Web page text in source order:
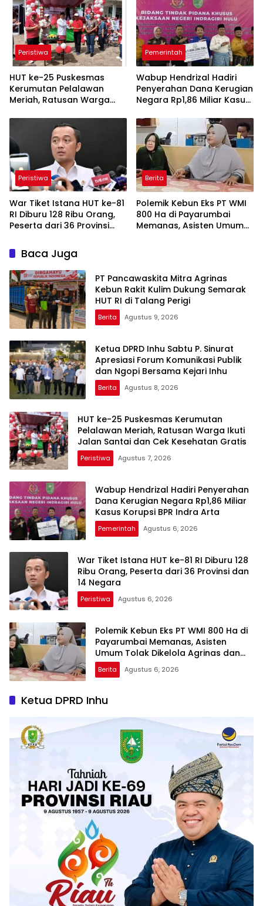
Peristiwa
HUT ke-25 Puskesmas
Kerumutan Pelalawan
Meriah, Ratusan Warga
Kesehatan Gratis
Pemerintah
Wabup Hendrizal Hadiri
Penyerahan Dana Kerugian
Negara Rp1,86 Miliar Kasus
Peristiwa
War Tiket Istana HUT ke-81
RI Diburu 128 Ribu Orang,
Peserta dari 36 Provinsi
Berita
Polemik Kebun Eks PT WMI
800 Ha di Payarumbai
Memanas, Asisten Umum
Baca Juga
‎PT Pancawaskita Mitra Agrinas
Kebun Rakit Kulim Dukung Semarak
HUT RI di Talang Perigi
Berita Agustus 9, 2026
Ketua DPRD Inhu Sabtu P. Sinurat
Apresiasi Forum Komunikasi Publik
dan Ngopi Bersama Kejari Inhu
Berita Agustus 8, 2026
HUT ke-25 Puskesmas Kerumutan
Pelalawan Meriah, Ratusan Warga Ikuti
Jalan Santai dan Cek Kesehatan Gratis
Peristiwa Agustus 7, 2026
Wabup Hendrizal Hadiri Penyerahan
Dana Kerugian Negara Rp1,86 Miliar
Kasus Korupsi BPR Indra Arta
Pemerintah Agustus 6, 2026
War Tiket Istana HUT ke-81 RI Diburu 128
Ribu Orang, Peserta dari 36 Provinsi dan
14 Negara
Peristiwa Agustus 6, 2026
Polemik Kebun Eks PT WMI 800 Ha di
Payarumbai Memanas, Asisten
Umum Tolak Dikelola Agrinas dan
Tantang Presiden Prabowo
Berita Agustus 6, 2026
Ketua DPRD Inhu